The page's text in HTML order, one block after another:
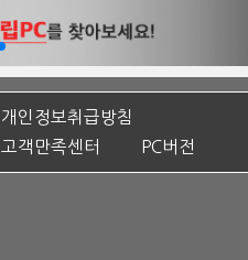
개인정보취급방침
고객만족센터 PC버전